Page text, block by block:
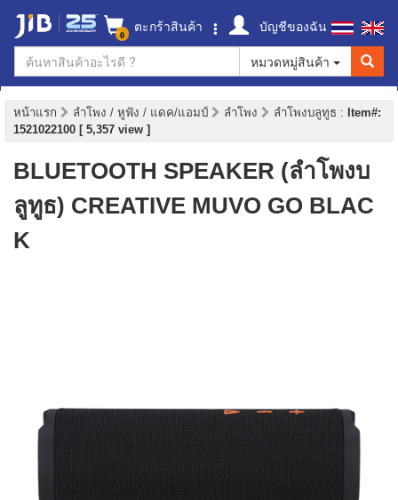
0 ตะกร้าสินค้า
บัญชีของฉัน
หมวดหมู่สินค้า
หน้าแรก ลำโพง / หูฟัง / แดค/แอมป์ ลำโพง ลำโพงบลูทูธ : Item#:
1521022100 [ 5,357 view ]
BLUETOOTH SPEAKER (ลำโพงบ
ลูทูธ) CREATIVE MUVO GO BLAC
K